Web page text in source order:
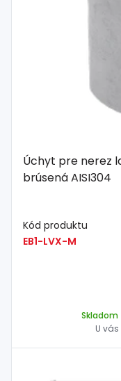
Úchyt pre nerez
brúsená AISI304
Kód produktu
EB1-LVX-M
Skladom
U